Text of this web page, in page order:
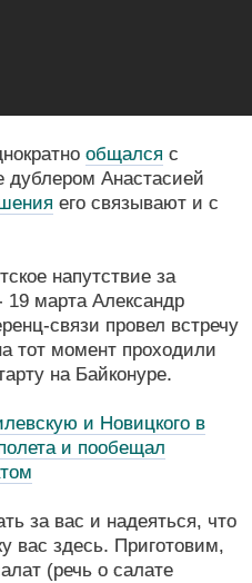
общался с
дублером Анастасией
его связывают и с
напутствие за
19 марта Александр
связи провел встречу
тот момент проходили
на Байконуре.
и Новицкого в
и пообещал
за вас и надеяться, что
вас здесь. Приготовим,
(речь о салате